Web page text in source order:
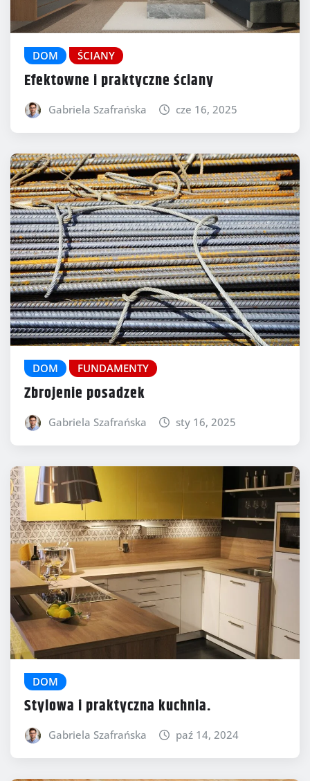
DOM ŚCIANY
Efektowne i praktyczne ściany
Gabriela Szafrańska cze 16, 2025
DOM FUNDAMENTY
Zbrojenie posadzek
Gabriela Szafrańska sty 16, 2025
DOM
Stylowa i praktyczna kuchnia.
Gabriela Szafrańska paź 14, 2024